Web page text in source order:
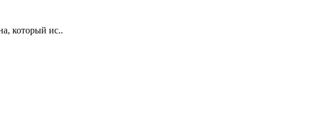
который ис..